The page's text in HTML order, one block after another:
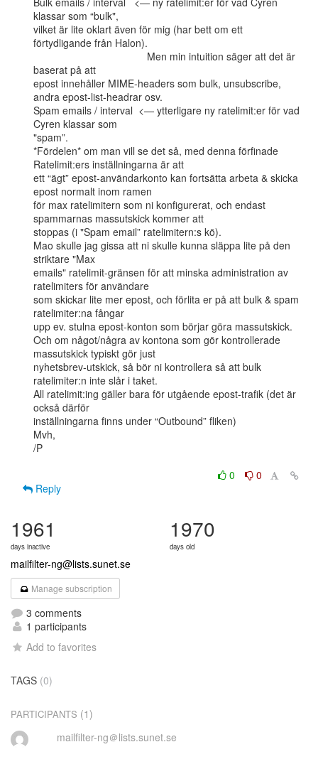
klassar som “bulk",
vilket är lite oklart även för mig (har bett om ett
förtydligande från Halon).
baserat på att
epost innehåller MIME-headers som bulk, unsubscribe,
andra epost-list-headrar osv.
Spam emails / interval  <— ytterligare ny ratelimit:er för vad
Cyren klassar som
"spam”.
*Fördelen* om man vill se det så, med denna förfinade
Ratelimit:ers inställningarna är att
ett “ägt” epost-användarkonto kan fortsätta arbeta & skicka
epost normalt inom ramen
för max ratelimitern som ni konfigurerat, och endast
spammarnas massutskick kommer att
stoppas (i "Spam email” ratelimitern:s kö).
Mao skulle jag gissa att ni skulle kunna släppa lite på den
striktare "Max
emails" ratelimit-gränsen för att minska administration av
ratelimiters för användare
som skickar lite mer epost, och förlita er på att bulk & spam
ratelimiter:na fångar
upp ev. stulna epost-konton som börjar göra massutskick.
Och om något/några av kontona som gör kontrollerade
massutskick typiskt gör just
nyhetsbrev-utskick, så bör ni kontrollera så att bulk
ratelimiter:n inte slår i taket.
All ratelimit:ing gäller bara för utgående epost-trafik (det är
också därför
inställningarna finns under “Outbound” fliken)
Mvh,
/P
0
0
Reply
1961
days inactive
1970
days old
mailfilter-ng@lists.sunet.se
Manage subscription
3 comments
1 participants
Add to favorites
TAGS (0)
PARTICIPANTS (1)
mailfilter-ng＠lists.sunet.se